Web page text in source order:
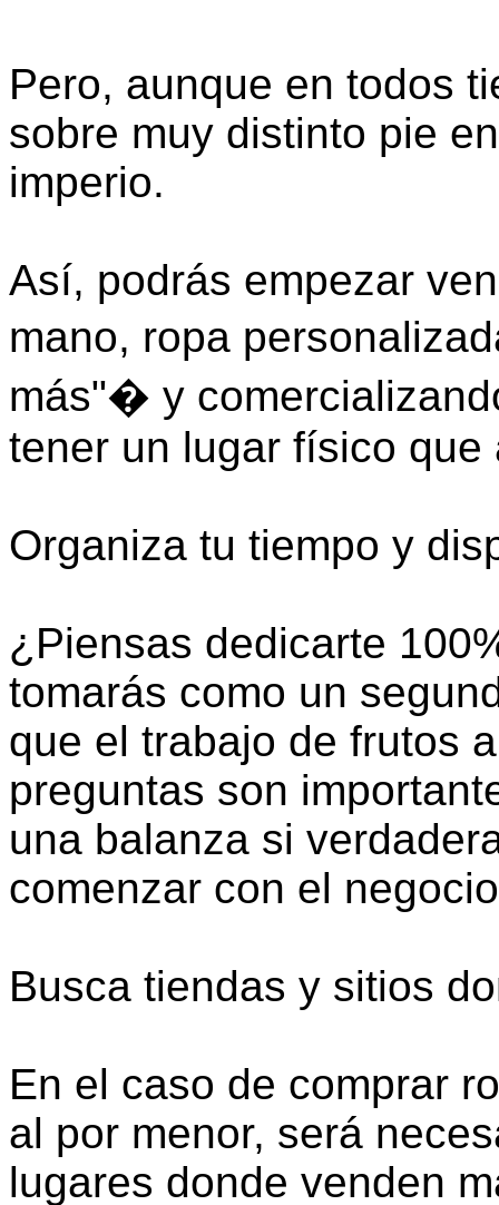
Pero, aunque en todos
sobre muy distinto pie
imperio.
Así, podrás empezar
mano, ropa
más"� y
tener un lugar físico que
Organiza tu tiempo y
¿Piensas dedicarte
tomarás como un
que el trabajo de frutos
preguntas son
una balanza si
comenzar con el
Busca tiendas y sitios
En el caso de comprar
al por menor, será
lugares donde venden